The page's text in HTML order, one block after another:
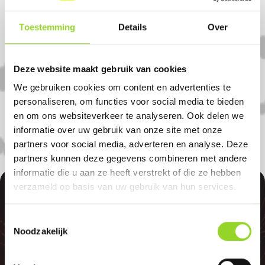
Toestemming Details Over
Deze website maakt gebruik van cookies
We gebruiken cookies om content en advertenties te
personaliseren, om functies voor social media te bieden
en om ons websiteverkeer te analyseren. Ook delen we
informatie over uw gebruik van onze site met onze
partners voor social media, adverteren en analyse. Deze
partners kunnen deze gegevens combineren met andere
informatie die u aan ze heeft verstrekt of die ze hebben
verzameld op basis van uw gebruik van hun services.
Noodzakelijk
Komt u uit Staphorst?
Koop uw vuurwerk dan bij Van Den Berg
bent uiteraard ook welkom als u uit
Rouveen, Vollenhove of Meppel komt.
100%